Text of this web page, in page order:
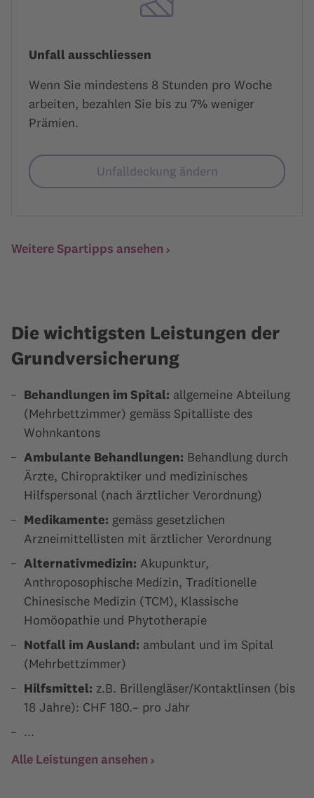
Unfall ausschliessen
Wenn Sie mindestens 8 Stunden pro Woche
arbeiten, bezahlen Sie bis zu 7% weniger
Prämien.
Unfalldeckung ändern
Weitere Spartipps ansehen
Die wichtigsten Leistungen der
Grundversicherung
Behandlungen im Spital: allgemeine Abteilung
(Mehrbettzimmer) gemäss Spitalliste des
Wohnkantons
Ambulante Behandlungen: Behandlung durch
Ärzte, Chiropraktiker und medizinisches
Hilfspersonal (nach ärztlicher Verordnung)
Medikamente: gemäss gesetzlichen
Arzneimittellisten mit ärztlicher Verordnung
Alternativmedizin: Akupunktur,
Anthroposophische Medizin, Traditionelle
Chinesische Medizin (TCM), Klassische
Homöopathie und Phytotherapie
Notfall im Ausland: ambulant und im Spital
(Mehrbettzimmer)
Hilfsmittel: z.B. Brillengläser/Kontaktlinsen (bis
18 Jahre): CHF 180.– pro Jahr
...
Alle Leistungen ansehen